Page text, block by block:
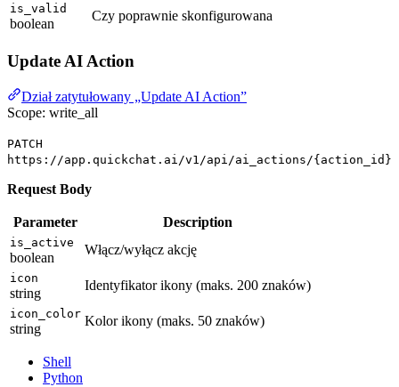
is_valid
boolean
Czy poprawnie skonfigurowana
Update AI Action
Dział zatytułowany „Update AI Action”
Scope: write_all
PATCH
https://app.quickchat.ai/v1/api/ai_actions/{action_id}
Request Body
Parameter Description
is_active
boolean
Włącz/wyłącz akcję
icon
string
Identyfikator ikony (maks. 200 znaków)
icon_color
string
Kolor ikony (maks. 50 znaków)
Shell
Python